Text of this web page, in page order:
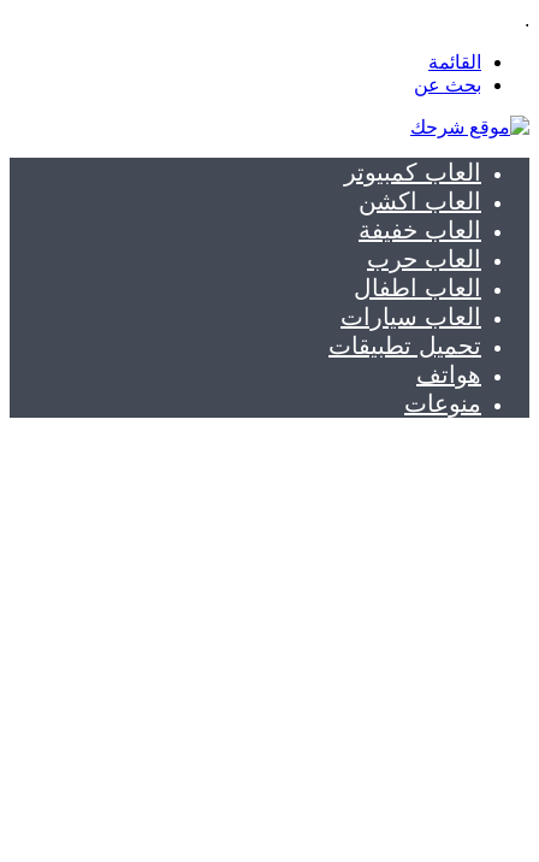
.
القائمة
بحث عن
العاب كمبيوتر
العاب اكشن
العاب خفيفة
العاب حرب
العاب اطفال
العاب سيارات
تحميل تطبيقات
هواتف
منوعات